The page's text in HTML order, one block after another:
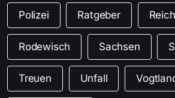
Polizei Ratgeber
Rodewisch Sachsen
Treuen Unfall